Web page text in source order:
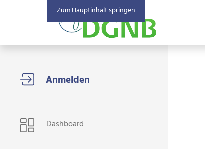
Zum Hauptinhalt springen
USER NAVIGATION
Dashboard